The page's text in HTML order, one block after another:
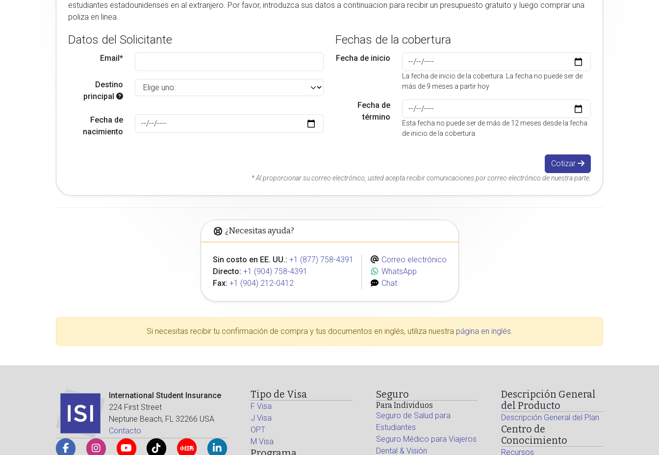
estudiantes estadounidenses en al extranjero. Por favor, introduzca sus datos a continuacion para recibir un presupuesto gratuito y luego comprar una
poliza en linea.
Datos del Solicitante
Email*
Destino
principal
Fecha de
nacimiento
Fechas de la cobertura
Fecha de inicio
La fecha de inicio de la cobertura. La fecha no puede ser de
más de 9 meses a partir hoy
Fecha de
término
Esta fecha no puede ser de más de 12 meses desde la fecha
de inicio de la cobertura.
Cotizar
* Al proporcionar su correo electrónico, usted acepta recibir comunicaciones por correo electrónico de nuestra parte.
¿Necesitas ayuda?
Sin costo en EE. UU.: +1 (877) 758-4391
Directo: +1 (904) 758-4391
Fax: +1 (904) 212-0412
Correo electrónico
WhatsApp
Chat
Si necesitas recibir tu confirmación de compra y tus documentos en inglés, utiliza nuestra página en inglés.
International Student Insurance
224 First Street
Neptune Beach, FL 32266 USA
Contacto
Tipo de Visa
F Visa
J Visa
OPT
M Visa
Seguro
Para Individuos
Seguro de Salud para
Estudiantes
Seguro Médico para Viajeros
Dental & Visión
Descripción General
del Producto
Descripción General del Plan
Centro de
Conocimiento
Recursos